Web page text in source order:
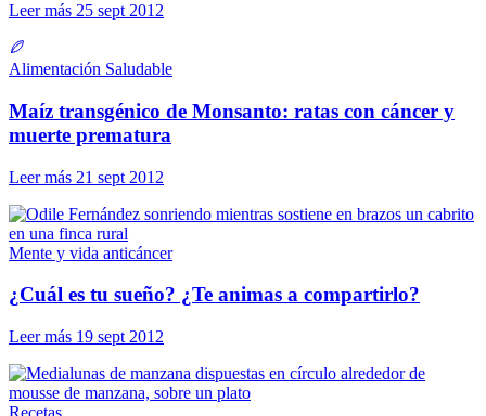
Leer más 25 sept 2012
Alimentación Saludable
Maíz transgénico de Monsanto: ratas con cáncer y
muerte prematura
Leer más 21 sept 2012
Mente y vida anticáncer
¿Cuál es tu sueño? ¿Te animas a compartirlo?
Leer más 19 sept 2012